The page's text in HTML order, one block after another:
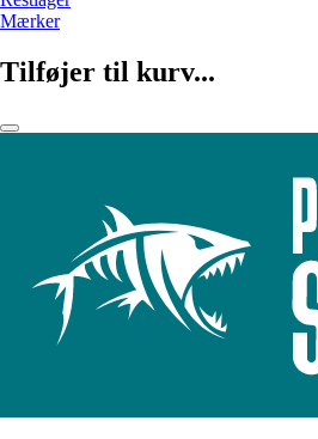
Mærker
Tilføjer til kurv...